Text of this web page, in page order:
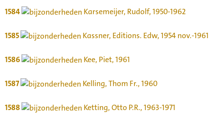
1584 Karsemeijer, Rudolf, 1950-1962
1585 Kassner, Editions. Edw, 1954 nov.-1961
1586 Kee, Piet, 1961
1587 Kelling, Thom Fr., 1960
1588 Ketting, Otto P.R., 1963-1971